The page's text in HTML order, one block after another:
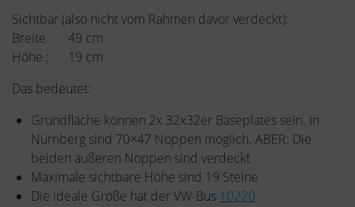
Sichtbar (also nicht vom Rahmen davor verdeckt):
Breite : 49 cm
Höhe : 19 cm
Das bedeutet:
Grundfläche können 2x 32x32er Baseplates sein. In
Nürnberg sind 70×47 Noppen möglich. ABER: Die
beiden äußeren Noppen sind verdeckt
Maximale sichtbare Höhe sind 19 Steine
Die ideale Größe hat der VW-Bus 10220